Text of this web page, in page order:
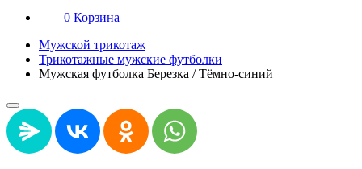
0 Корзина
Мужской трикотаж
Трикотажные мужские футболки
Мужская футболка Березка / Тёмно-синий